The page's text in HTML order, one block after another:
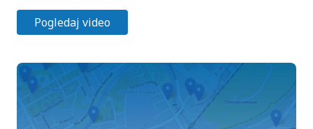
Pogledaj video